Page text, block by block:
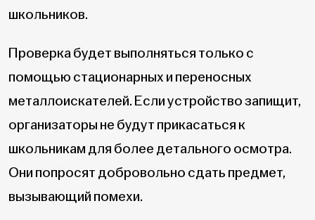
школьников.
Проверка будет выполняться только с
помощью стационарных и переносных
металлоискателей. Если устройство запищит,
организаторы не будут прикасаться к
школьникам для более детального осмотра.
Они попросят добровольно сдать предмет,
вызывающий помехи.